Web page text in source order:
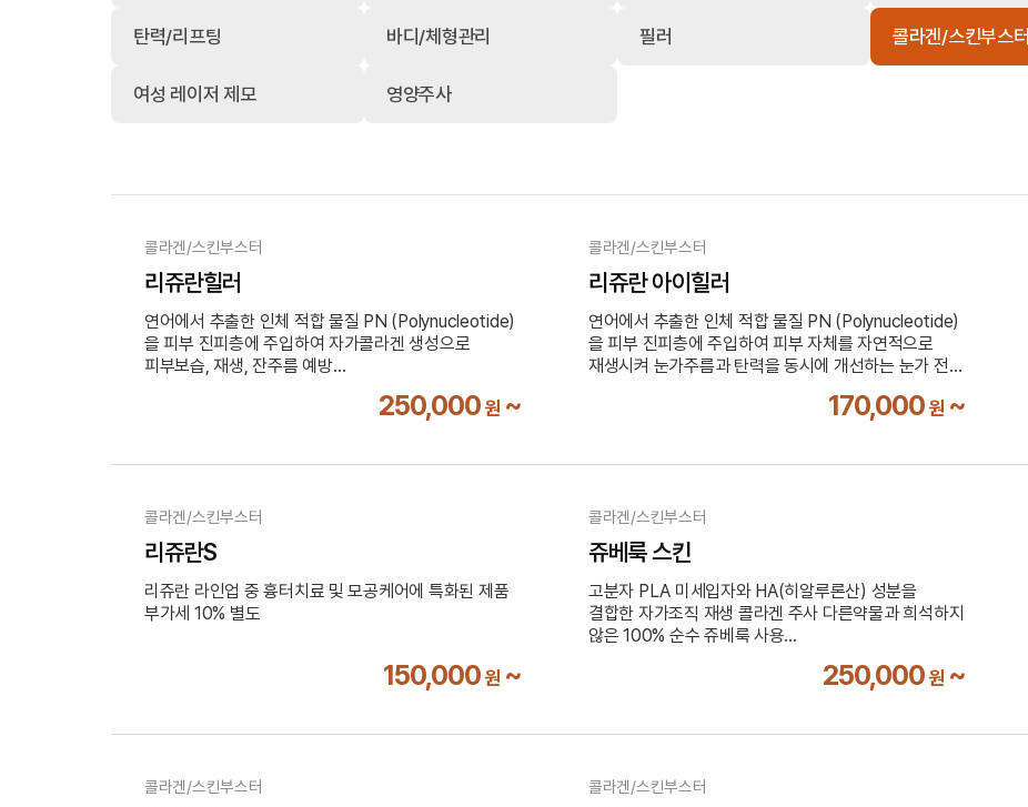
탄력/리프팅 바디/체형관리 필러 콜라겐/스킨부스터
여성 레이저 제모 영양주사
콜라겐/스킨부스터
리쥬란힐러
연어에서 추출한 인체 적합 물질 PN (Polynucleotide)
을 피부 진피층에 주입하여 자가콜라겐 생성으로
피부보습, 재생, 잔주름 예방
250,000 원 ~
콜라겐/스킨부스터
리쥬란 아이힐러
연어에서 추출한 인체 적합 물질 PN (Polynucleotide)
을 피부 진피층에 주입하여 피부 자체를 자연적으로
재생시켜 눈가주름과 탄력을 동시에 개선하는 눈가 전용
170,000 원 ~
콜라겐/스킨부스터
리쥬란S
리쥬란 라인업 중 흉터치료 및 모공케어에 특화된 제품
부가세 10% 별도
150,000 원 ~
콜라겐/스킨부스터
쥬베룩 스킨
고분자 PLA 미세입자와 HA(히알루론산) 성분을
결합한 자가조직 재생 콜라겐 주사 다른약물과 희석하지
않은 100% 순수 쥬베룩 사용
250,000 원 ~
콜라겐/스킨부스터 콜라겐/스킨부스터